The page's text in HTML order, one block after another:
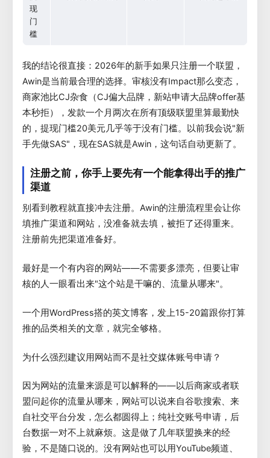
现
门
槛
我的结论很直接：2026年的新手如果只注册一个联盟，
Awin是当前最合理的选择。审核没有Impact那么变态，
商家池比CJ杂食（CJ偏大品牌，新站申请大品牌offer基
本秒拒），发款一个月两次在所有顶级联盟里算最勤快
的，提现门槛20美元几乎等于没有门槛。以前我会说"新
手先做SAS"，现在SAS就是Awin，这句话自动更新了。
注册之前，你手上要先有一个能拿得出手的推广
渠道
别看到教程就直接冲去注册。Awin的注册流程里会让你
填推广渠道和网站，没准备就去填，被拒了还得重来。
注册前先把渠道准备好。
最好是一个有内容的网站——不需要多漂亮，但要让审
核的人一眼看出来"这个站是干嘛的、流量从哪来"。
一个用WordPress搭的英文博客，发上15-20篇跟你打算
推的品类相关的文章，就完全够格。
为什么强烈建议用网站而不是社交媒体账号申请？
因为网站的流量来源是可以解释的——以后商家或者联
盟问起你的流量从哪来，网站可以说来自谷歌搜索、来
自社交平台分发，怎么都圆得上；纯社交账号申请，后
台数据一对不上就麻烦。这是做了几年联盟换来的经
验，不是随口说的。没有网站也可以用YouTube频道、